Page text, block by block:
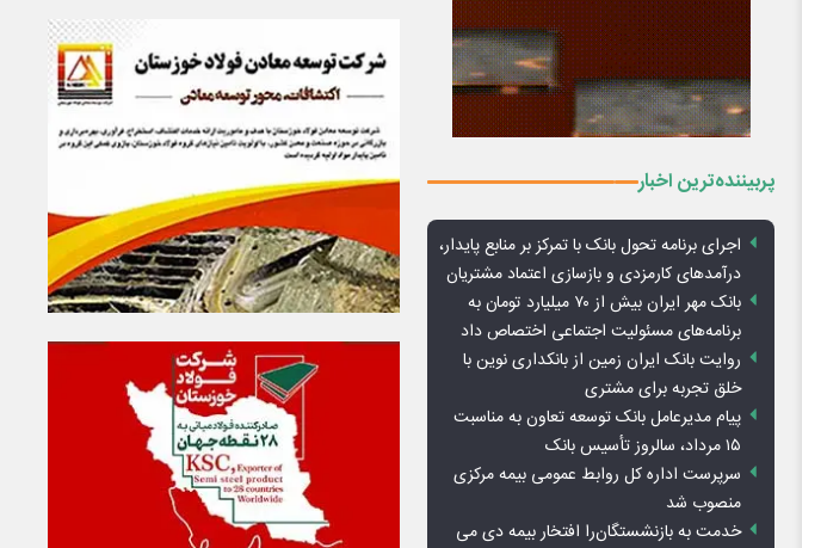
پربیننده‌ترین اخبار
اجرای برنامه تحول بانک با تمرکز بر منابع پایدار،
درآمدهای کارمزدی و بازسازی اعتماد مشتریان
بانک مهر ایران بیش از ۷۰ میلیارد تومان به
برنامه‌های مسئولیت اجتماعی اختصاص داد
روایت بانک ایران زمین از بانکداری نوین با
خلق تجربه برای مشتری
پیام مدیرعامل بانک توسعه تعاون به مناسبت
۱۵ مرداد، سالروز تأسیس بانک
سرپرست اداره کل روابط عمومی بیمه مرکزی
منصوب شد
خدمت به بازنشستگان‌را افتخار بیمه دی می